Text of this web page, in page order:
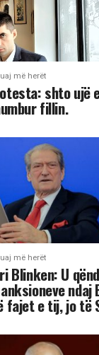
më herët
shto ujë
fillin.
më herët
Blinken: U
ndaj
fajet e tij, jo të